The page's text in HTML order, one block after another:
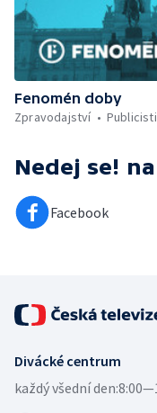
Fenomén doby
Zpravodajství
Nedej se!
Facebook
Divácké centrum
každý všední den: